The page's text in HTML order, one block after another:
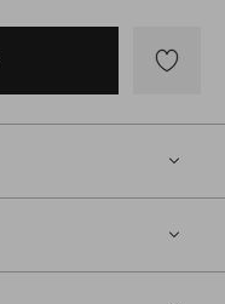
till
favoriter